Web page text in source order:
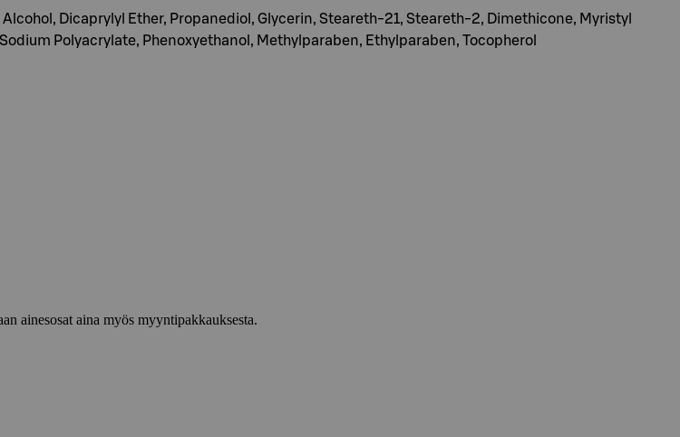
Dicaprylyl Ether, Propanediol, Glycerin, Steareth-21, Steareth-2, Dimethicone, Myristyl
Polyacrylate, Phenoxyethanol, Methylparaben, Ethylparaben, Tocopherol
ainesosat aina myös myyntipakkauksesta.